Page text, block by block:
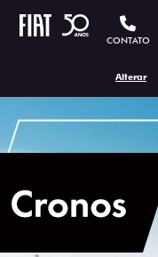
CONTATO
Alterar